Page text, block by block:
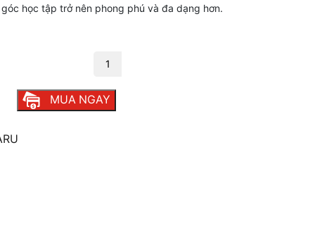
học tập trở nên phong phú và đa dạng hơn.
MUA NGAY